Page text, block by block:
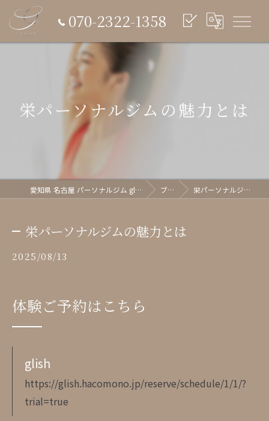
070-2322-1358
栄パーソナルジムの魅力とは
愛知県 名古屋 パーソナルジム glish《グリッシュ》 ブログ 栄パーソナルジムの魅力とは
栄パーソナルジムの魅力とは
2025/08/13
体験ご予約はこちら
glish
https://glish.hacomono.jp/reserve/schedule/1/1/?
trial=true